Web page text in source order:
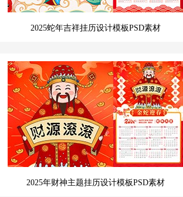
2025蛇年吉祥挂历设计模板PSD素材
2025年财神主题挂历设计模板PSD素材